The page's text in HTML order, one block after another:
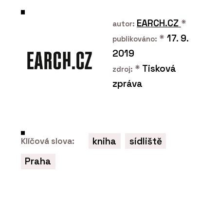
autor: EARCH.CZ *
publikováno: * 17. 9.
2019
zdroj: * Tisková
zpráva
Klíčová slova: kniha
sídliště
Praha